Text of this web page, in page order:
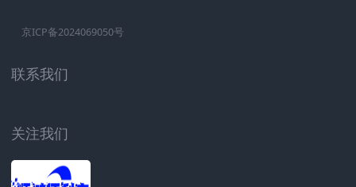
京ICP备2024069050号
联系我们
关注我们